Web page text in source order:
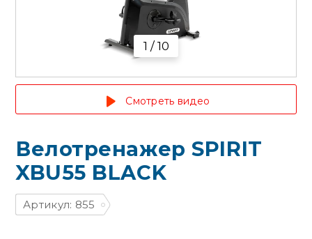
1 / 10
Смотреть видео
Велотренажер SPIRIT
XBU55 BLACK
Артикул: 855